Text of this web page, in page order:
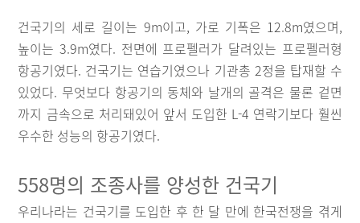
건국기의 세로 길이는 9m이고, 가로 기폭은 12.8m였으며,
높이는 3.9m였다. 전면에 프로펠러가 달려있는 프로펠러형
항공기였다. 건국기는 연습기였으나 기관총 2정을 탑재할 수
있었다. 무엇보다 항공기의 동체와 날개의 골격은 물론 겉면
까지 금속으로 처리돼있어 앞서 도입한 L-4 연락기보다 훨씬
우수한 성능의 항공기였다.
558명의 조종사를 양성한 건국기
우리나라는 건국기를 도입한 후 한 달 만에 한국전쟁을 겪게